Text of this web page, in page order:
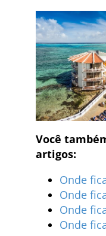
Você
artigos:
Onde
Onde
Onde
Onde